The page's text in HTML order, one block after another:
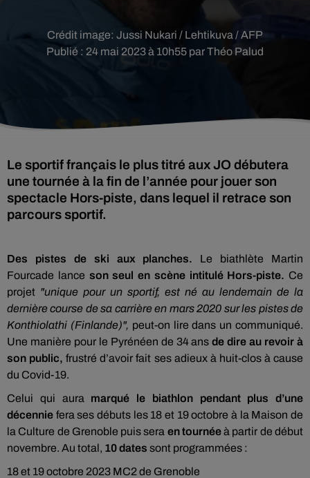
Publié : 24 mai 2023 à 10h55 par Théo Palud
Crédit image: Jussi Nukari / Lehtikuva / AFP
Le sportif français le plus titré aux JO débutera
une tournée à la fin de l’année pour jouer son
spectacle Hors-piste, dans lequel il retrace son
parcours sportif.
Des pistes de ski aux planches. Le biathlète Martin
Fourcade lance son seul en scène intitulé Hors-piste. Ce
projet "unique pour un sportif, est né au lendemain de la
dernière course de sa carrière en mars 2020 sur les pistes de
Konthiolathi (Finlande)", peut-on lire dans un communiqué.
Une manière pour le Pyrénéen de 34 ansde dire au revoir à
son public,frustré d’avoir fait ses adieux à huit-clos à cause
du Covid-19.
Celui qui aura marqué le biathlon pendant plus d’une
décennie fera ses débuts les 18 et 19 octobre à la Maison de
la Culture de Grenoble puis sera en tournéeà partir de début
novembre. Au total, 10 dates sont programmées :
18 et 19 octobre 2023 MC2 de Grenoble